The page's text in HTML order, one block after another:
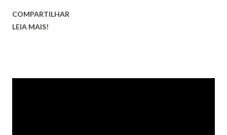
COMPARTILHAR
LEIA MAIS!